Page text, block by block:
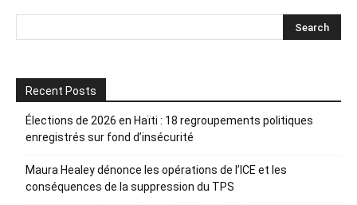
Recent Posts
Élections de 2026 en Haïti : 18 regroupements politiques
enregistrés sur fond d’insécurité
Maura Healey dénonce les opérations de l’ICE et les
conséquences de la suppression du TPS